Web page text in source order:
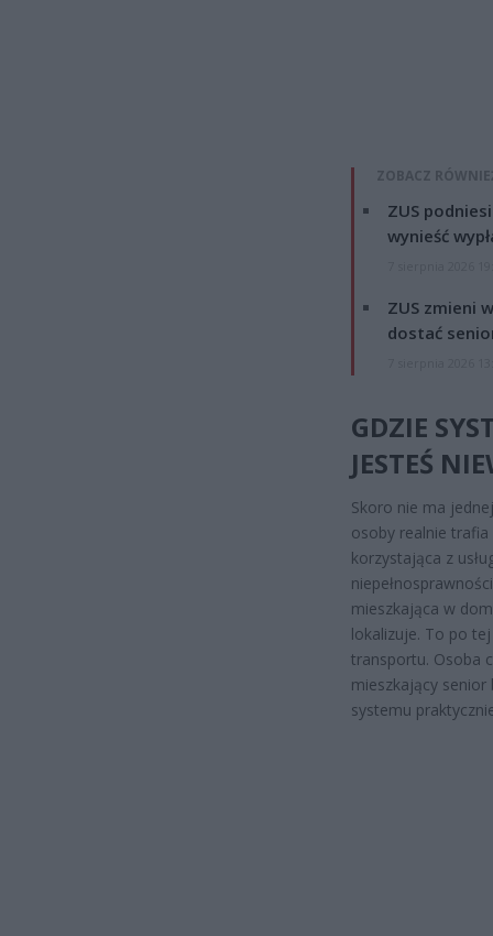
ZOBACZ
ZUS
wynieść
ZUS zmieni
dostać
GDZIE
JESTEŚ
Skoro nie ma
osoby realnie trafia
korzystająca z
mieszkająca w
lokalizuje. To po
transportu. Osoba
mieszkający senior
systemu